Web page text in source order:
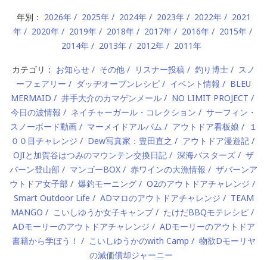
年別： 2026年 2025年 2024年 2023年 2022年
2021
年
2020年 2019年 2018年 2017年 2016年
2015年
2014年
2013年 2012年 2011年
カテゴリ： お知らせ その他 リスナー投稿 釣り博士
スノ
ーフェアリー
ダッヂオーブンレシピ イベント情報
BLEU
MERMAID
井手大介のカマゲンメール
NO LIMIT PROJECT
今日の波情報
ネイチャーガール・コレクション
サーフィン・
スノーボード動画
マーメイドアルバム アウトドア看板娘
１
００目チャレンジ
Dew写真家：豊田直之
アウトドア漫遊記
OJIと加賀谷はつみのマウンテン交換日記
深海バスターズ
ザ
バーン登山部
マンゴーBOX 赤ワインの大漁情報
ザバーンア
ウトドア女子部
爆釣モーニング
O2のアウトドアチャレンジ
Smart Outdoor Life
ADマロのアウトドアチャレンジ
TEAM
MANGO
こいしゆうか女子キャンプ
たけだBBQモテレシピ
ADモーリーのアウトドアチャレンジ
ADモーリーのアウトドア
書籍から学ぼう！
こいしゆうかのwith Camp
物欲Dモーリヤ
の減価償却ジャーニー